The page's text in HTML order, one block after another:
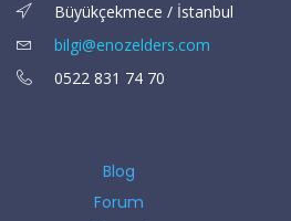
Büyükçekmece / İstanbul
bilgi@enozelders.com
0522 831 74 70
Blog
Forum